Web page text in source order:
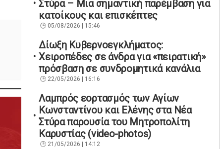
Στύρα – Μια σημαντική παρέμβαση για
κατοίκους και επισκέπτες
05/08/2026 | 15:46
Δίωξη Κυβερνοεγκλήματος:
Χειροπέδες σε άνδρα για «πειρατική»
πρόσβαση σε συνδρομητικά κανάλια
22/05/2026 | 16:16
Λαμπρός εορτασμός των Αγίων
Κωνσταντίνου και Ελένης στα Νέα
Στύρα παρουσία του Μητροπολίτη
Καρυστίας (video-photos)
21/05/2026 | 14:12